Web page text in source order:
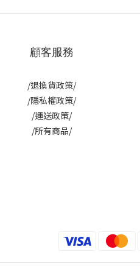
顧客服務
/退換貨政策/
/隱私權政策/
/運送政策/
/所有商品/